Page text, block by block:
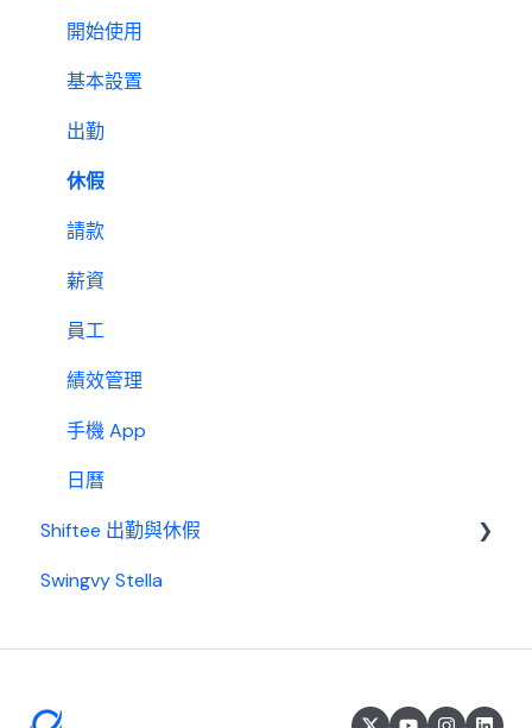
開始使用
基本設置
出勤
休假
請款
薪資
員工
績效管理
手機 App
日曆
Shiftee 出勤與休假
Swingvy x Shiftee 新手教學｜全方位排班系統看完
開始使用 Shiftee
Swingvy Stella